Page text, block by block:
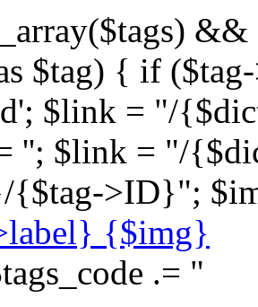
&&
$tag) { if
$link = "/
''; $link = "/
{$tag->ID}";
{$img}
.= "